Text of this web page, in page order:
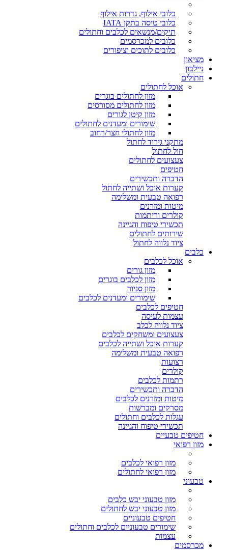
כלובי אילוף, גדרות אילוף
כלובי טיסה בתקן IATA
תיקים/מנשאים לכלבים וחתולים
כלובים למכרסמים
כלובים לתוכים וציפורים
מציאון
ניילבון
חתולים
אוכל לחתולים
מזון לחתולים בוגרים
מזון לחתולים מסורסים
מזון קיטן לגורים
שימורים ומעדנים לחתולים
מזון לחתולי חצר/רחוב
מתקני גירוד לחתול
חול לחתול
צעצועים לחתולים
חטיפים
הדברה ותכשירים
קערות אוכל ושתייה לחתול
רפואה טבעית ומשלימה
מיטות ומזרנים
קולרים וריתמות
תכשירי טיפוח והגיינה
שירותים לחתולים
ציוד נלווה לחתול
כלבים
אוכל לכלבים
מזון גורים
מזון לכלבים בוגרים
מזון סניור
שימורים ומעדנים לכלבים
חטיפים לכלבים
עצמות לעיסה
ציוד נלווה לכלב
צעצועים ומשחקים לכלבים
קערות אוכל ושתייה לכלבים
רפואה טבעית ומשלימה
רצועות
קולרים
רתמות לכלבים
הדברה ותכשירים
מיטות ומזרנים לכלבים
מסרקים ומברשות
עגלות לכלבים וחתולים
תכשירי טיפוח והגיינה
חטיפים טבעיים
מזון רפואי
מזון רפואי לכלבים
מזון רפואי לחתולים
טבעוני
מזון טבעוני יבש כלבים
מזון טבעוני יבש לחתולים
חטיפים טבעוניים
שימורים טבעוניים לכלבים וחתולים
עצמות
מכרסמים